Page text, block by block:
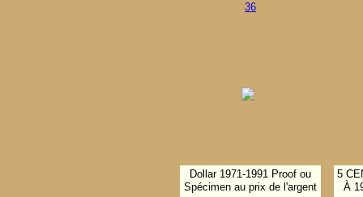
36
Dollar 1971-1991 Proof ou
Spécimen au prix de l'argent
5
À